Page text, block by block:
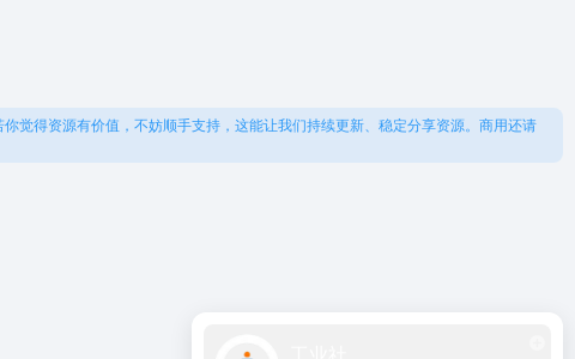
觉得资源有价值，不妨顺手支持，这能让我们持续更新、稳定分享资源。商用还请